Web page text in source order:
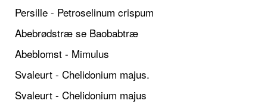
Persille - Petroselinum crispum
Abebrødstræ se Baobabtræ
Abeblomst - Mimulus
Svaleurt - Chelidonium majus.
Svaleurt - Chelidonium majus